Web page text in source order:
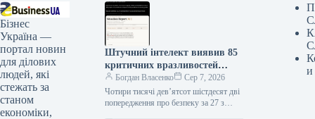
Бізнес
Україна —
портал новин
для ділових
людей, які
стежать за
станом
економіки,
Штучний інтелект виявив 85
критичних вразливостей
Bitcoin за 27 годин
Богдан Власенко
Сер 7, 2026
Чотири тисячі дев’ятсот шістдесят дві
попередження про безпеку за 27 з
и